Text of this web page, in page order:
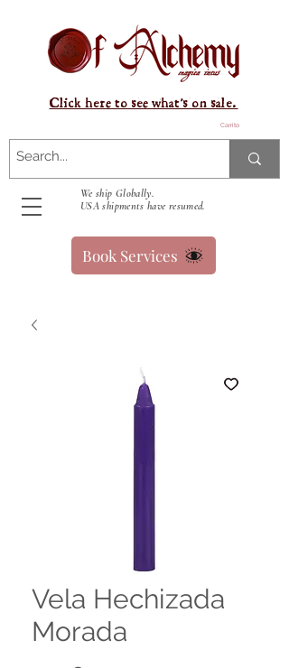
Carrito
We ship Globally.
USA shipments have resumed.
Click here to see what's on sale.
Book Services
Vela Hechizada
Morada